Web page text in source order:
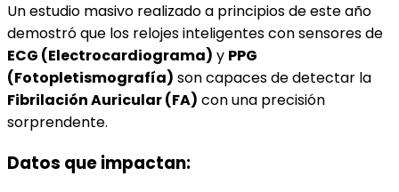
Un estudio masivo realizado a principios de este año
demostró que los relojes inteligentes con sensores de
ECG (Electrocardiograma) y PPG
(Fotopletismografía) son capaces de detectar la
Fibrilación Auricular (FA) con una precisión
sorprendente.
Datos que impactan: